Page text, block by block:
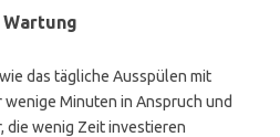
das tägliche Ausspülen mit
wenige Minuten in Anspruch und
die wenig Zeit investieren